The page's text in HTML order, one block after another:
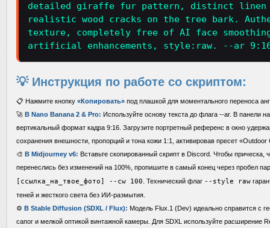
detailed giraffe fur pattern, distinct linen
realistic wood cracks on the tree bark.
texture, completely free of AI face
artificial enhancements, style:raw. --ar
💡 Инструкция по работе со скриптом:
📋 Нажмите кнопку «Копировать» под плашкой для моментального переноса
🚀 В Nano Banana 2 & Pro: Используйте основу текста до флага --ar. В панели
вертикальный формат кадра 9:16. Загрузите портретный референс в окно
сохранения внешности, пропорций и тона кожи 1:1, активировав пресет «Outdoor
🎨 В Midjourney v6: Вставьте скопированный скрипт в Discord. Чтобы прическа,
перенеслись без изменений на 100%, пропишите в самый конец через пробел
[ссылка_на_твое_фото] --cw 100 . Технический флаг --style raw
теней и жесткого света без ИИ-размытия.
⚙️ В Stable Diffusion (SDXL / Flux): Модель Flux.1 (Dev) идеально справится с
сапог и мелкой оптикой винтажной камеры. Для SDXL используйте расширение